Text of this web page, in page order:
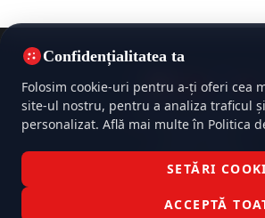
Politica de confidențialitate
Termeni și condiții
TehnoIsoFire © 2026 Toate drepturile
Dezvoltat cu♥XHOUSE
Confidențialitatea ta
Folosim cookie-uri pentru a-ți oferi cea
site-ul nostru, pentru a analiza traficul
personalizat. Află mai multe în Politica
SETĂRI
ACCEPTĂ